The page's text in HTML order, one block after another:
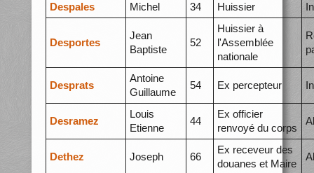
Despales Michel 34 Huissier
Desportes
Jean
Baptiste
52
Huissier à
l'Assemblée
nationale
Desprats
Antoine
Guillaume
54 Ex percepteur
Desramez
Louis
Etienne
44
Ex officier
renvoyé du corps
Dethez Joseph 66
Ex receveur des
douanes et Maire